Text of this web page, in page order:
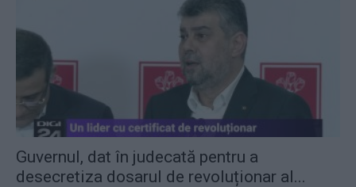
Guvernul, dat în judecată pentru a
desecretiza dosarul de revoluționar al...